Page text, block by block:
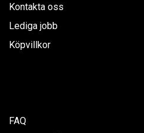
Kontakta oss
Lediga jobb
Köpvillkor
FAQ